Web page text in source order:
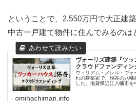
ということで、2,550万円で大正建
中古一戸建て物件に住んでみるのは
ヴォーリズ建築『ツ
クラウドファンディン
ウィリアム・メレル・ヴォ
れの建築家で、現在の八幡
した。滋賀県近江八幡市
omihachiman.info